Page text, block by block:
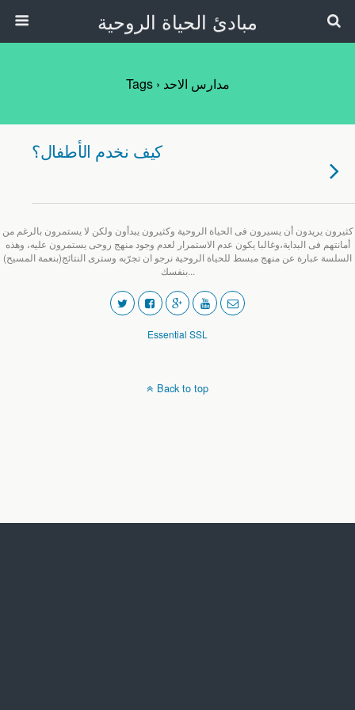
مبادئ الحياة الروحية
Tags › مدارس الاحد
كيف نخدم الأطفال؟
كثيرون يريدون أن يسيرون فى الحياة الروحية وكثيرون يبدأون ولكن لا يستمرون بالرغم من
أمانتهم فى البداية،وغالبا يكون عدم الاستمرار لعدم وجود منهج روحى يستمرون عليه، وهذه
السلسة عبارة عن منهج مبسط للحياة الروحية نرجو ان تجرّبه وسترى النتائج(بنعمة المسيح)
بنفسك...
Essential SSL
Back to top